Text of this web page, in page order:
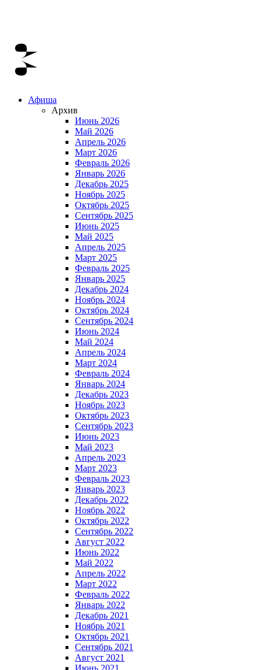
Афиша
Архив
Июнь 2026
Май 2026
Апрель 2026
Март 2026
Февраль 2026
Январь 2026
Декабрь 2025
Ноябрь 2025
Октябрь 2025
Сентябрь 2025
Июнь 2025
Май 2025
Апрель 2025
Март 2025
Февраль 2025
Январь 2025
Декабрь 2024
Ноябрь 2024
Октябрь 2024
Сентябрь 2024
Июнь 2024
Май 2024
Апрель 2024
Март 2024
Февраль 2024
Январь 2024
Декабрь 2023
Ноябрь 2023
Октябрь 2023
Сентябрь 2023
Июнь 2023
Май 2023
Апрель 2023
Март 2023
Февраль 2023
Январь 2023
Декабрь 2022
Ноябрь 2022
Октябрь 2022
Сентябрь 2022
Август 2022
Июнь 2022
Май 2022
Апрель 2022
Март 2022
Февраль 2022
Январь 2022
Декабрь 2021
Ноябрь 2021
Октябрь 2021
Сентябрь 2021
Август 2021
Июнь 2021